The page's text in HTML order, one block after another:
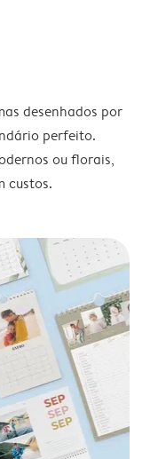
desenhados por
perfeito.
ou florais,
custos.